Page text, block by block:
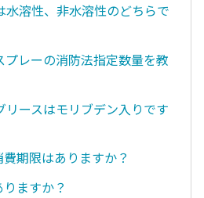
水溶性、非水溶性のどちらで
プレーの消防法指定数量を教
リースはモリブデン入りです
期限はありますか？
ますか？